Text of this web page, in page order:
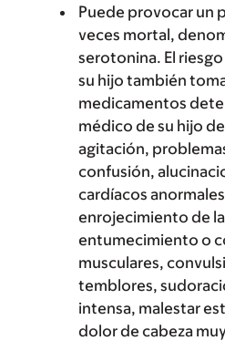
Puede provocar un
veces mortal,
serotonina. El
su hijo también
medicamentos
médico de su hijo
agitación,
confusión,
cardíacos
enrojecimiento de
entumecimiento o
musculares,
temblores,
intensa, malestar
dolor de cabeza